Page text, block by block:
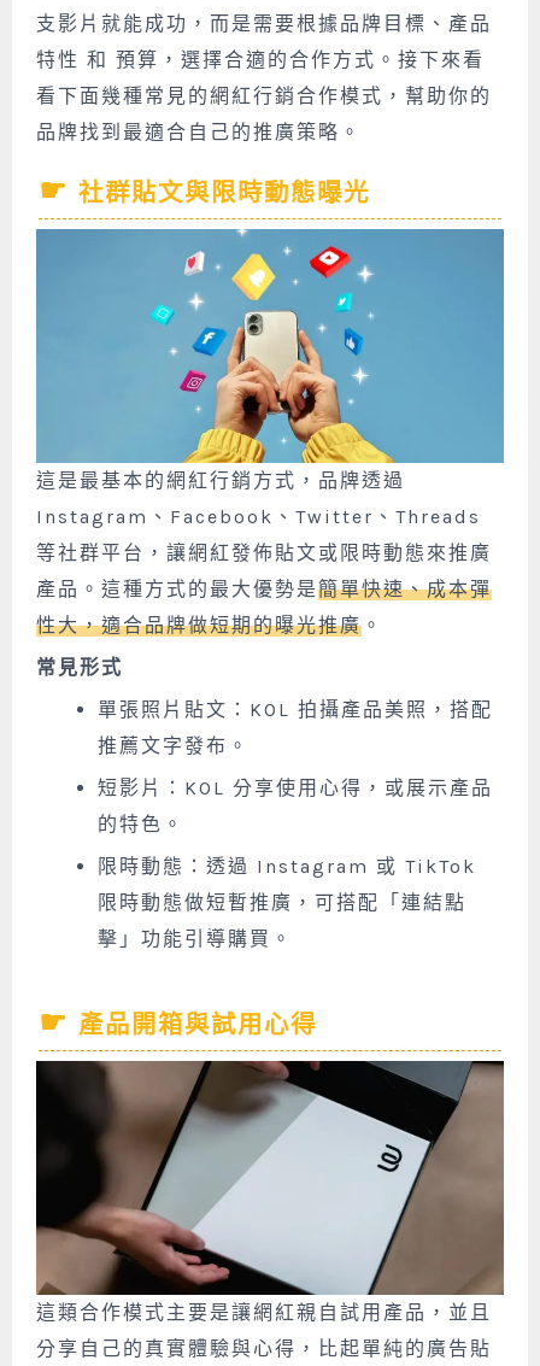
支影片就能成功，而是需要根據品牌目標、產品
特性 和 預算，選擇合適的合作方式。接下來看
看下面幾種常見的網紅行銷合作模式，幫助你的
品牌找到最適合自己的推廣策略。
社群貼文與限時動態曝光
這是最基本的網紅行銷方式，品牌透過
Instagram、Facebook、Twitter、Threads
等社群平台，讓網紅發佈貼文或限時動態來推廣
產品。這種方式的最大優勢是簡單快速、成本彈
性大，適合品牌做短期的曝光推廣 。
常見形式
單張照片貼文：KOL 拍攝產品美照，搭配
推薦文字發布。
短影片：KOL 分享使用心得，或展示產品
的特色。
限時動態：透過 Instagram 或 TikTok
限時動態做短暫推廣，可搭配「連結點
擊」功能引導購買。
產品開箱與試用心得
這類合作模式主要是讓網紅親自試用產品，並且
分享自己的真實體驗與心得，比起單純的廣告貼